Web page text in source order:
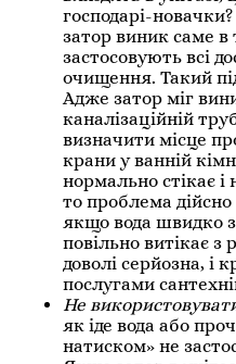
господарі-
затор виник саме в
застосовують всі
очищення. Такий
Адже затор міг
каналізаційній
визначити місце
крани у ванній
нормально стікає і
то проблема
якщо вода швидко
повільно витікає
доволі серйозна, і
послугами
Не
як іде вода або
натиском» не